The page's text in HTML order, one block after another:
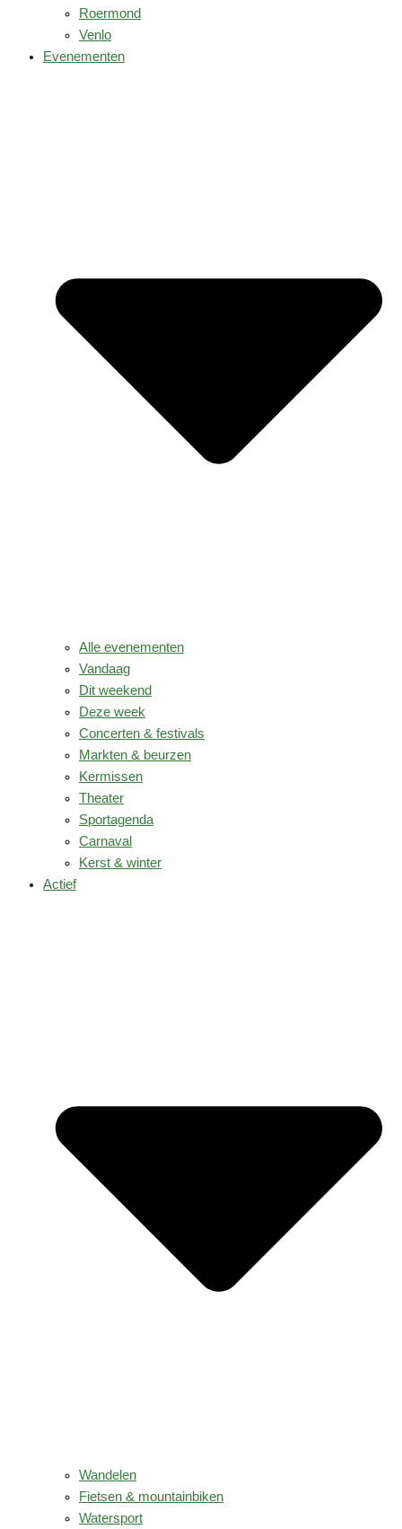
Roermond
Venlo
Evenementen
Alle evenementen
Vandaag
Dit weekend
Deze week
Concerten & festivals
Markten & beurzen
Kermissen
Theater
Sportagenda
Carnaval
Kerst & winter
Actief
Wandelen
Fietsen & mountainbiken
Watersport